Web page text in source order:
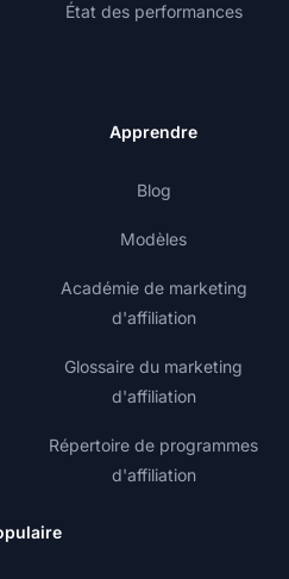
État des performances
Apprendre
Blog
Modèles
Académie de marketing
d'affiliation
Glossaire du marketing
d'affiliation
Répertoire de programmes
d'affiliation